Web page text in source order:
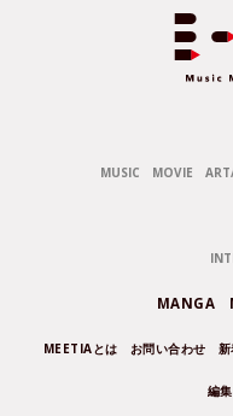
MUSIC MOVIE
MANGA
MEETIAとは お問い合わせ
編